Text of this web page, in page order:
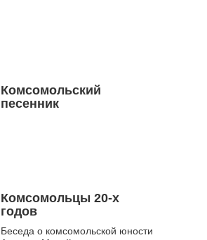
Комсомольский
песенник
Комсомольцы 20-х
годов
Беседа о комсомольской юности